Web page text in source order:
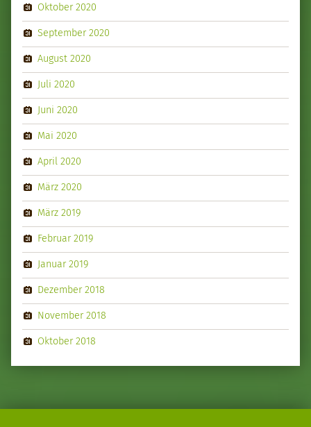
Oktober 2020
September 2020
August 2020
Juli 2020
Juni 2020
Mai 2020
April 2020
März 2020
März 2019
Februar 2019
Januar 2019
Dezember 2018
November 2018
Oktober 2018